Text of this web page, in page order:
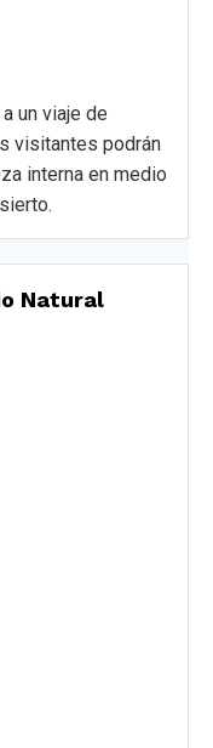
un viaje de
visitantes podrán
interna en medio
Natural